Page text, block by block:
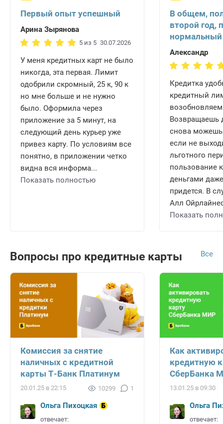
Первый опыт успешный
Арина Зырянова
5 из 5 30.07.2026
У меня кредитных карт не было
никогда, эта первая. Лимит
одобрили скромный, 25 к, 90 к
но мне больше и не нужно
было. Оформила через
приложение за 5 минут, на
следующий день курьер уже
привез карту. По условиям все
понятно, в приложении четко
видна вся информа...
Показать полностью
В общем,
второй год,
нормальный
Александр
Кредитка
кредитный
Возвращаешь
снова можешь
если не
льготного
пользование
деньгами
придется. В
Алл
Показать
Вопросы про кредитные карты Все
Комиссия за снятие
наличных с кредитной
карты Т-Банк Платинум
20.01.25 в 22:15 10299 1
Ольга Пихоцкая
отвечает:
Как
кредитную
СберБанка
13.01.25 в 09:30
Ольга
отвечает: